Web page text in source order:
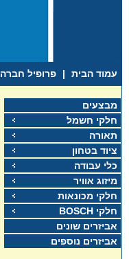
עמוד הבית | פרופיל חברה
מבצעים
חלקי חשמל
תאורה
ציוד בטחון
כלי עבודה
מיזוג אוויר
חלקי מכונאות
חלקי BOSCH
אביזרים שונים
אביזרים נוספים